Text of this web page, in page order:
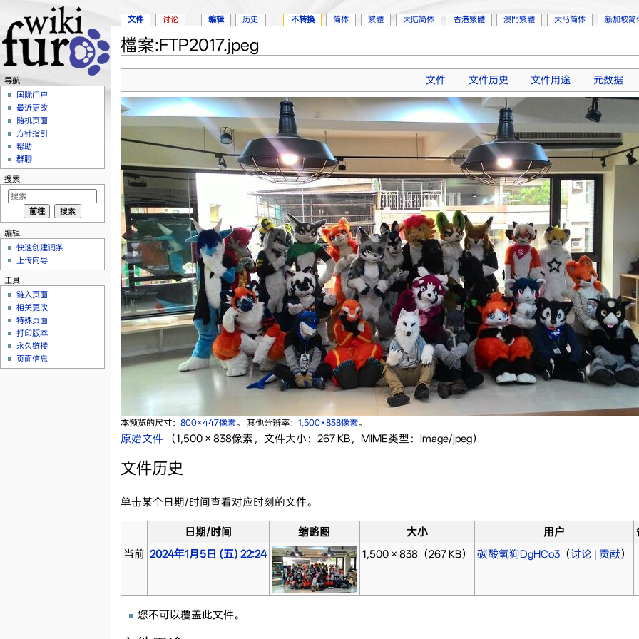
檔案:FTP2017.jpeg
文件 文件历史 文件用途 元数据
本预览的尺寸： 800×447像素。 其他分辨率： 1,500×838像素。
原始文件‎ （1,500 × 838像素，文件大小：267 KB，MIME类型：image/jpeg）
文件历史
单击某个日期/时间查看对应时刻的文件。
日期/时间 缩略图 大小 用户
当前 2024年1月5日 (五) 22:24 1,500 × 838（267 KB） 碳酸氢狗DgHCo3（讨论| 贡献）
您不可以覆盖此文件。
文件 讨论 编辑 历史 不转换 简体 繁體 大陆简体 香港繁體 澳門繁體 大马简体 新加坡简
导航
国际门户
最近更改
随机页面
方针指引
帮助
群聊
搜索
编辑
快速创建词条
上传向导
工具
链入页面
相关更改
特殊页面
打印版本
永久链接
页面信息